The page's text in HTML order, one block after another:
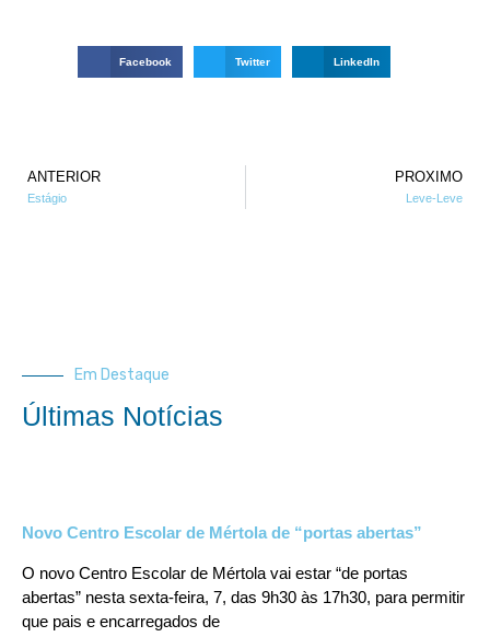
Facebook Twitter LinkedIn
ANTERIOR
Estágio
PROXIMO
Leve-Leve
Em Destaque
Últimas Notícias
Novo Centro Escolar de Mértola de “portas abertas”
O novo Centro Escolar de Mértola vai estar “de portas
abertas” nesta sexta-feira, 7, das 9h30 às 17h30, para permitir
que pais e encarregados de